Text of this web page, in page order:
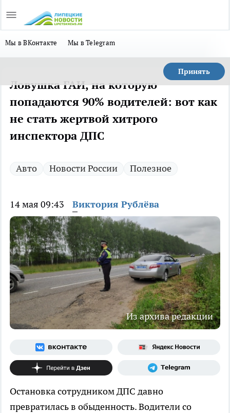
Мы в ВКонтакте Мы в Telegram
Принять
Ловушка ГАИ, на которую
попадаются 90% водителей: вот как
не стать жертвой хитрого
инспектора ДПС
Авто Новости России Полезное
14 мая 09:43 Виктория Рублёва
Из архива редакции
Остановка сотрудником ДПС давно
превратилась в обыденность. Водители со